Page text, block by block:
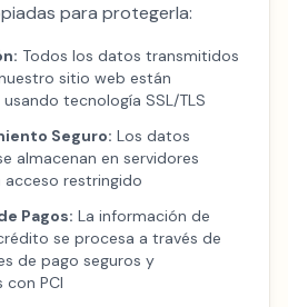
para protegerla:
Todos los datos transmitidos
sitio web están
tecnología SSL/TLS
Seguro: Los datos
almacenan en servidores
acceso restringido
Pagos: La información de
se procesa a través de
de pago seguros y
PCI